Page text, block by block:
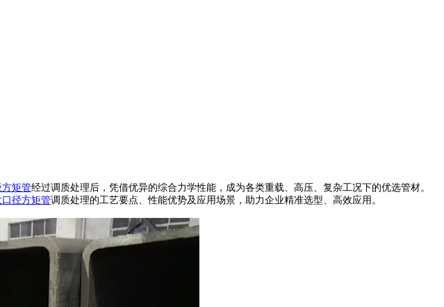
矩管经过调质处理后，凭借优异的综合力学性能，成为各类重载、高压、复杂工况下的优选管材。
口径方矩管调质处理的工艺要点、性能优势及应用场景，助力企业精准选型、高效应用。